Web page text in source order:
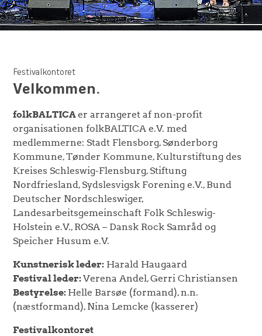
Festivalkontoret
Velkommen.
folkBALTICAer arrangeret af non-profit
organisationen folkBALTICA e.V. med
medlemmerne: Stadt Flensborg, Sønderborg
Kommune, Tønder Kommune, Kulturstiftung des
Kreises Schleswig-Flensburg, Stiftung
Nordfriesland, Sydslesvigsk Forening e.V., Bund
Deutscher Nordschleswiger,
Landesarbeitsgemeinschaft Folk Schleswig-
Holstein e.V., ROSA – Dansk Rock Samråd og
Speicher Husum e.V.
Kunstnerisk leder: Harald Haugaard
Festival leder:Verena Andel, Gerri Christiansen
Bestyrelse: Helle Barsøe (formand), n.n.
(næstformand), Nina Lemcke (kasserer)
Festivalkontoret